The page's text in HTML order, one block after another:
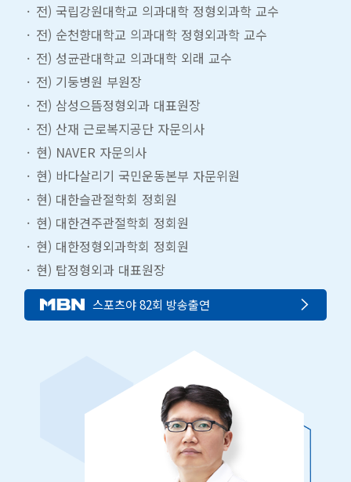
전) 국립강원대학교 의과대학 정형외과학 교수
전) 순천향대학교 의과대학 정형외과학 교수
전) 성균관대학교 의과대학 외래 교수
전) 기둥병원 부원장
전) 삼성으뜸정형외과 대표원장
전) 산재 근로복지공단 자문의사
현) NAVER 자문의사
현) 바다살리기 국민운동본부 자문위원
현) 대한슬관절학회 정회원
현) 대한견주관절학회 정회원
현) 대한정형외과학회 정회원
현) 탑정형외과 대표원장
스포츠야 82회 방송출연